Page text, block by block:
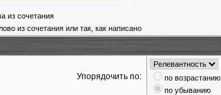
из сочетания
из сочетания или так, как написано
Упорядочить по:
по возрастанию
по убыванию